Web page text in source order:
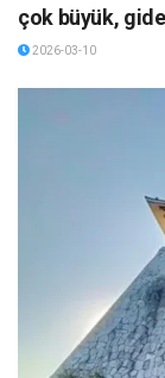
çok büyük,
2026-03-10